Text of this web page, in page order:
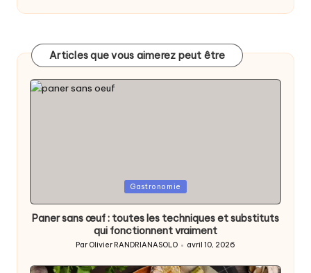
Articles que vous aimerez peut être
Gastronomie
Paner sans œuf : toutes les techniques et substituts
qui fonctionnent vraiment
Par Olivier RANDRIANASOLO avril 10, 2026